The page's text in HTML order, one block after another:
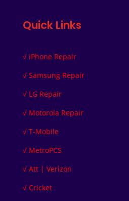
Quick Links
√ iPhone Repair
√ Samsung Repair
√ LG Repair
√ Motorola Repair
√ T-Mobile
√ MetroPCS
√ Att | Verizon
√ Cricket